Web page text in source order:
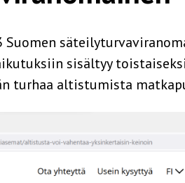
sisältyy
turhaa altistumista